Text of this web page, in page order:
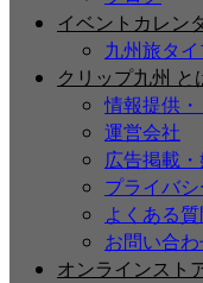
イベントカレン
九州旅タ
クリップ九州 と
情報提供
運営会社
広告掲載
プライバ
よくある
お問い合
オンラインスト